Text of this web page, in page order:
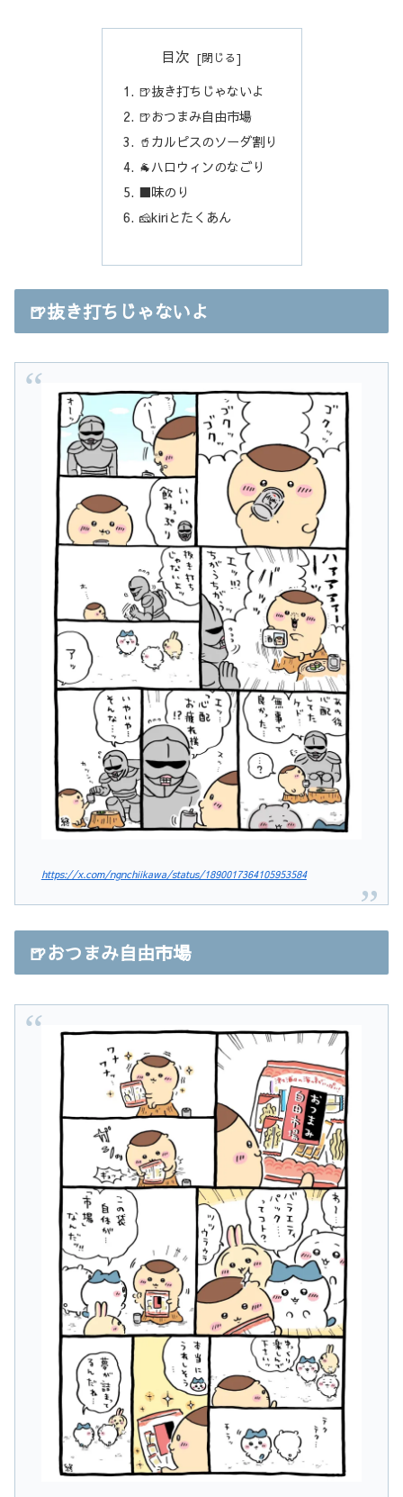
目次
🍺抜き打ちじゃないよ
🍺おつまみ自由市場
🥤カルピスのソーダ割り
🐐ハロウィンのなごり
⬛️味のり
🧀kiriとたくあん
🍺抜き打ちじゃないよ
https://x.com/ngnchiikawa/status/1890017364105953584
🍺おつまみ自由市場